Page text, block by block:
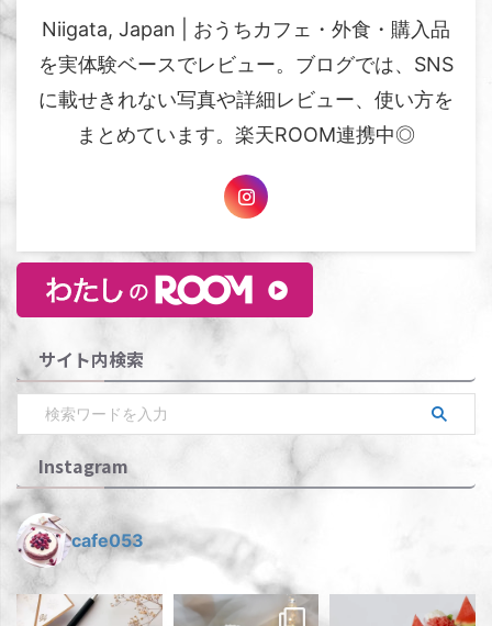
Niigata, Japan | おうちカフェ・外食・購入品
を実体験ベースでレビュー。ブログでは、SNS
に載せきれない写真や詳細レビュー、使い方を
まとめています。楽天ROOM連携中◎
サイト内検索
Instagram
cafe053